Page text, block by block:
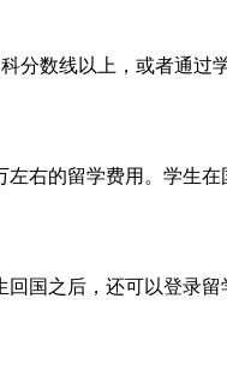
分数线以上，或者通过
右的留学费用。学生
国之后，还可以登录留